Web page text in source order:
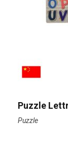
Puzzle
Puzzle